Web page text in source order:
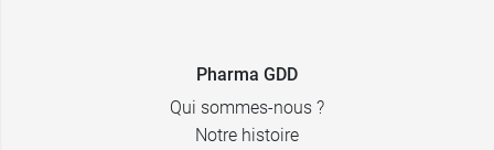
Pharma GDD
Qui sommes-nous ?
Notre histoire